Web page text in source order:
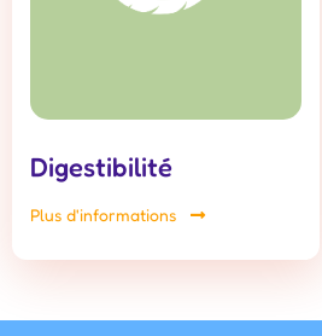
Digestibilité
Plus d'informations